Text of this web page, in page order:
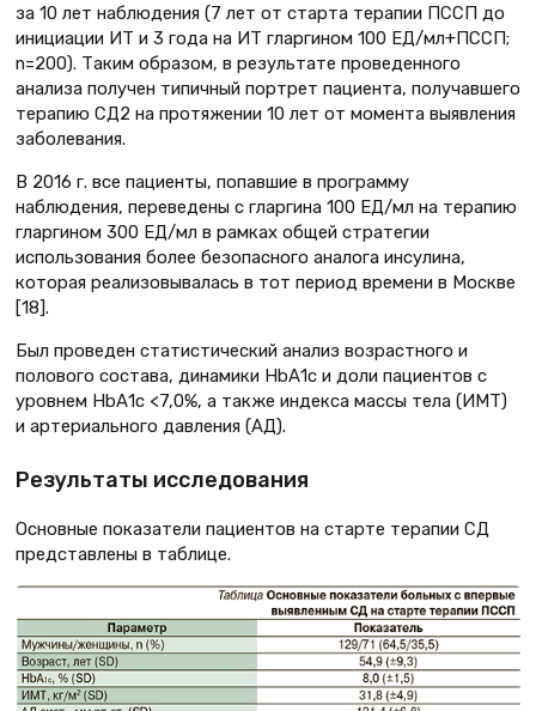
за 10 лет наблюдения (7 лет от старта терапии ПССП до
инициации ИТ и 3 года на ИТ гларгином 100 ЕД/мл+ПССП;
n=200). Таким образом, в результате проведенного
анализа получен типичный портрет пациента, получавшего
терапию СД2 на протяжении 10 лет от момента выявления
заболевания.
В 2016 г. все пациенты, попавшие в программу
наблюдения, переведены с гларгина 100 ЕД/мл на терапию
гларгином 300 ЕД/мл в рамках общей стратегии
использования более безопасного аналога инсулина,
которая реализовывалась в тот период времени в Москве
[18].
Был проведен статистический анализ возрастного и
полового состава, динамики НbА1с и доли пациентов с
уровнем НbА1с <7,0%, а также индекса массы тела (ИМТ)
и артериального давления (АД).
Результаты исследования
Основные показатели пациентов на старте терапии СД
представлены в таблице.